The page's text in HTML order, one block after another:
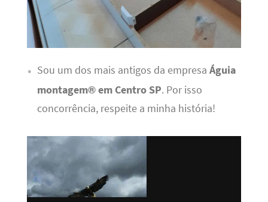
Sou um dos mais antigos da empresa Águia
montagem® em Centro SP. Por isso
concorrência, respeite a minha história!